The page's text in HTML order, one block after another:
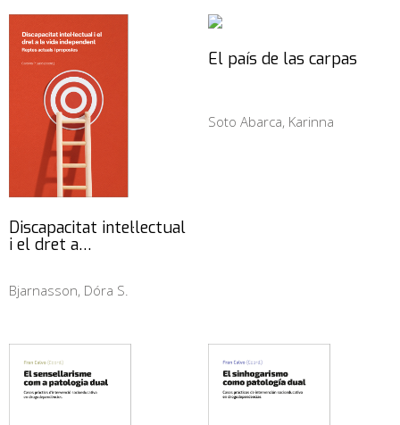
Discapacitat intel·lectual
i el dret a…
Bjarnasson, Dóra S.
El país de las carpas
Soto Abarca, Karinna